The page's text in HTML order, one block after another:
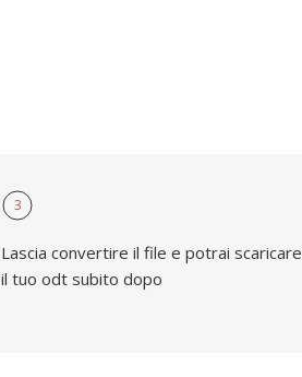
3
Lascia convertire il file e potrai scaricare
il tuo odt subito dopo